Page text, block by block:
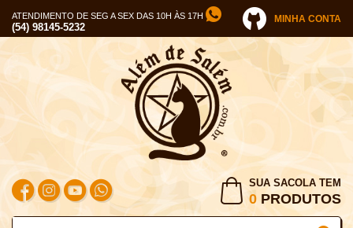
ATENDIMENTO DE SEG A SEX DAS 10H ÀS 17H
(54) 98145-5232
MINHA CONTA
SUA SACOLA TEM
0 PRODUTOS